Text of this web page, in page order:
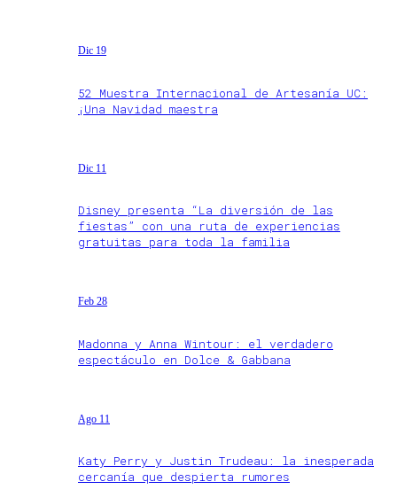
Dic 19
52 Muestra Internacional de Artesanía UC:
¡Una Navidad maestra
Dic 11
Disney presenta “La diversión de las
fiestas” con una ruta de experiencias
gratuitas para toda la familia
Feb 28
Madonna y Anna Wintour: el verdadero
espectáculo en Dolce & Gabbana
Ago 11
Katy Perry y Justin Trudeau: la inesperada
cercanía que despierta rumores